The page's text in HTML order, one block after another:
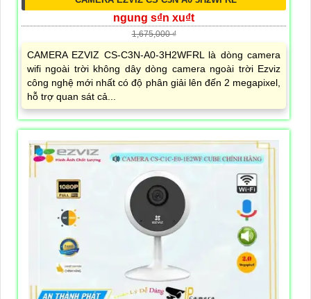
ngung s₫n xu₫t
1,675,000 ₫
CAMERA EZVIZ CS-C3N-A0-3H2WFRL là dòng camera
wifi ngoài trời không dây dòng camera ngoài trời Ezviz
công nghệ mới nhất có độ phân giải lên đến 2 megapixel,
hỗ trợ quan sát cả...